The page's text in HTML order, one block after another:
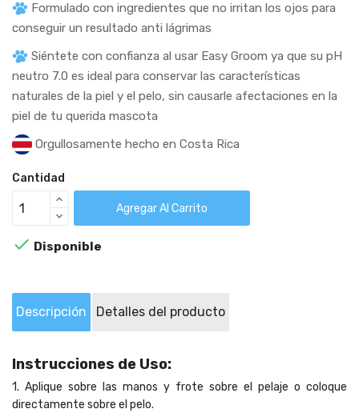
Formulado con ingredientes que no irritan los ojos para
conseguir un resultado anti lágrimas
Siéntete con confianza al usar Easy Groom ya que su pH
neutro 7.0 es ideal para conservar las características
naturales de la piel y el pelo, sin causarle afectaciones en la
piel de tu querida mascota
Orgullosamente hecho en Costa Rica
Cantidad
Agregar Al Carrito
 Disponible
Descripción Detalles del producto
Instrucciones de Uso:
1. Aplique sobre las manos y frote sobre el pelaje o coloque
directamente sobre el pelo.